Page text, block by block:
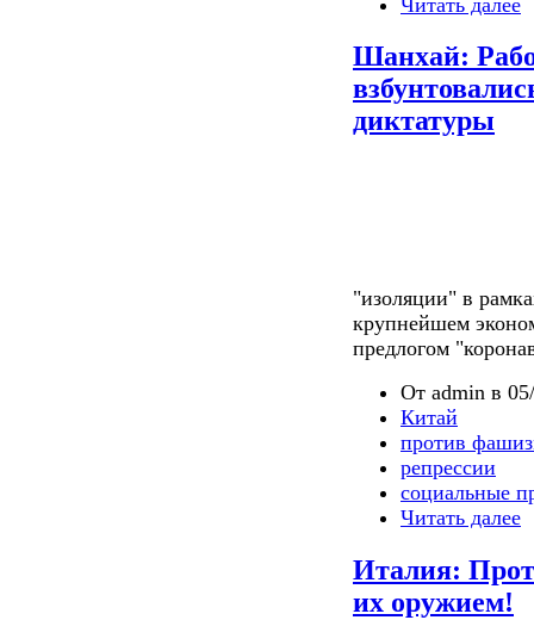
Шанхай:
диктатуры
"изоляции" в
крупнейшем
предлогом
От admin в
Китай
против
репрессии
социальные
Читать далее
Италия:
их оружием!